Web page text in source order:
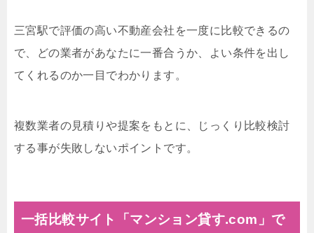
三宮駅で評価の高い不動産会社を一度に比較できるの
で、どの業者があなたに一番合うか、よい条件を出し
てくれるのか一目でわかります。
複数業者の見積りや提案をもとに、じっくり比較検討
する事が失敗しないポイントです。
一括比較サイト「マンション貸す.com」で